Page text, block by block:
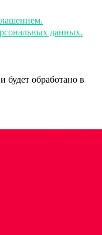
данных.
обработано в